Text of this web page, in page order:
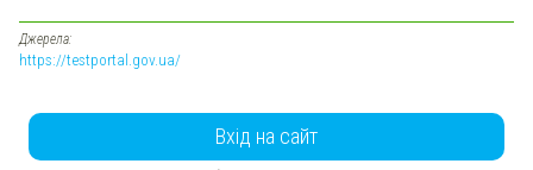
Джерела:
https://testportal.gov.ua/
Вхід на сайт